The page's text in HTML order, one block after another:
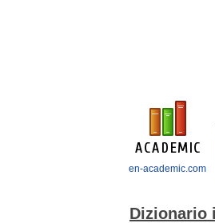
en-academic.com
Dizionario